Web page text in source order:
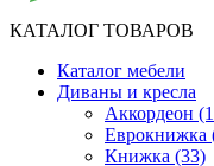
КАТАЛОГ ТОВАРОВ
Каталог мебели
Диваны и кресла
Аккордеон
Еврокнижка
Книжка (33)